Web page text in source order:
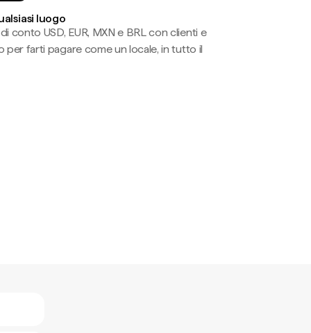
luogo
conto USD, EUR, MXN e BRL con clienti e
farti pagare come un locale, in tutto il